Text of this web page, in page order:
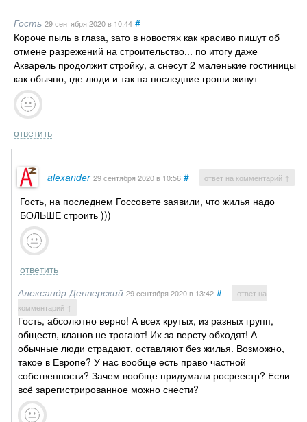
Гость 29 сентября 2020в 10:44 #
Короче пыль в глаза, зато в новостях как красиво пишут об
отмене разрежений на строительство... по итогу даже
Акварель продолжит стройку, а снесут 2 маленькие гостиницы
как обычно, где люди и так на последние гроши живут
ответить
alеxаndеr 29 сентября 2020в 10:56 # ответ на комментарий ↑
Гость, на последнем Госсовете заявили, что жилья надо
БОЛЬШЕ строить )))
ответить
Александр Денверский 29 сентября 2020в 13:42 #
ответ на
комментарий ↑
Гость, абсолютно верно! А всех крутых, из разных групп,
обществ, кланов не трогают! Их за версту обходят! А
обычные люди страдают, оставляют без жилья. Возможно,
такое в Европе? У нас вообще есть право частной
собственности? Зачем вообще придумали росреестр? Если
всё зарегистрированное можно снести?